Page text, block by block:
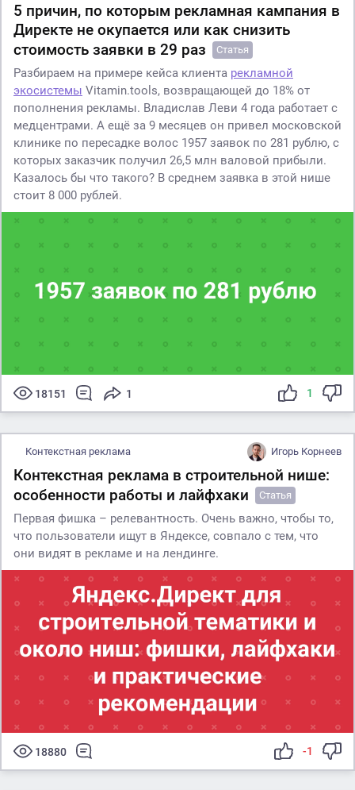
5 причин, по которым рекламная кампания в
Директе не окупается или как снизить
стоимость заявки в 29 раз
Статья
Разбираем на примере кейса клиента рекламной
экосистемы Vitamin.tools, возвращающей до 18% от
пополнения рекламы. Владислав Леви 4 года работает с
медцентрами. А ещё за 9 месяцев он привел московской
клинике по пересадке волос 1957 заявок по 281 рублю, с
которых заказчик получил 26,5 млн валовой прибыли.
Казалось бы что такого? В среднем заявка в этой нише
стоит 8 000 рублей.
18151 1 1
Контекстная реклама Игорь Корнеев
Контекстная реклама в строительной нише:
особенности работы и лайфхаки
Статья
Первая фишка – релевантность. Очень важно, чтобы то,
что пользователи ищут в Яндексе, совпало с тем, что
они видят в рекламе и на лендинге.
18880 -1